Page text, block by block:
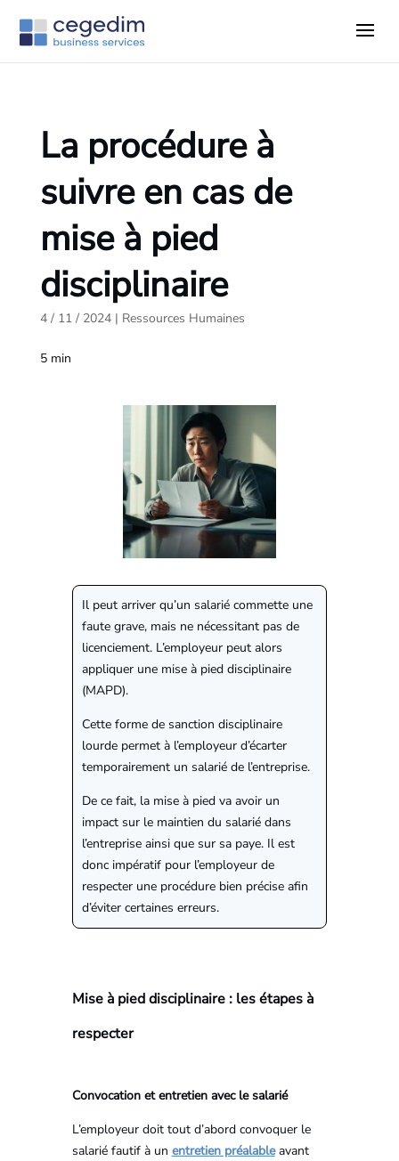
La procédure à
suivre en cas de
mise à pied
disciplinaire
4 / 11 / 2024| Ressources Humaines
5 min
Il peut arriver qu’un salarié commette une
faute grave, mais ne nécessitant pas de
licenciement. L’employeur peut alors
appliquer une mise à pied disciplinaire
(MAPD).
Cette forme de sanction disciplinaire
lourde permet à l’employeur d’écarter
temporairement un salarié de l’entreprise.
De ce fait, la mise à pied va avoir un
impact sur le maintien du salarié dans
l’entreprise ainsi que sur sa paye. Il est
donc impératif pour l’employeur de
respecter une procédure bien précise afin
d’éviter certaines erreurs.
Mise à pied disciplinaire : les étapes à
respecter
Convocation et entretien avec le salarié
L’employeur doit tout d’abord convoquer le
salarié fautif à un entretien préalableavant